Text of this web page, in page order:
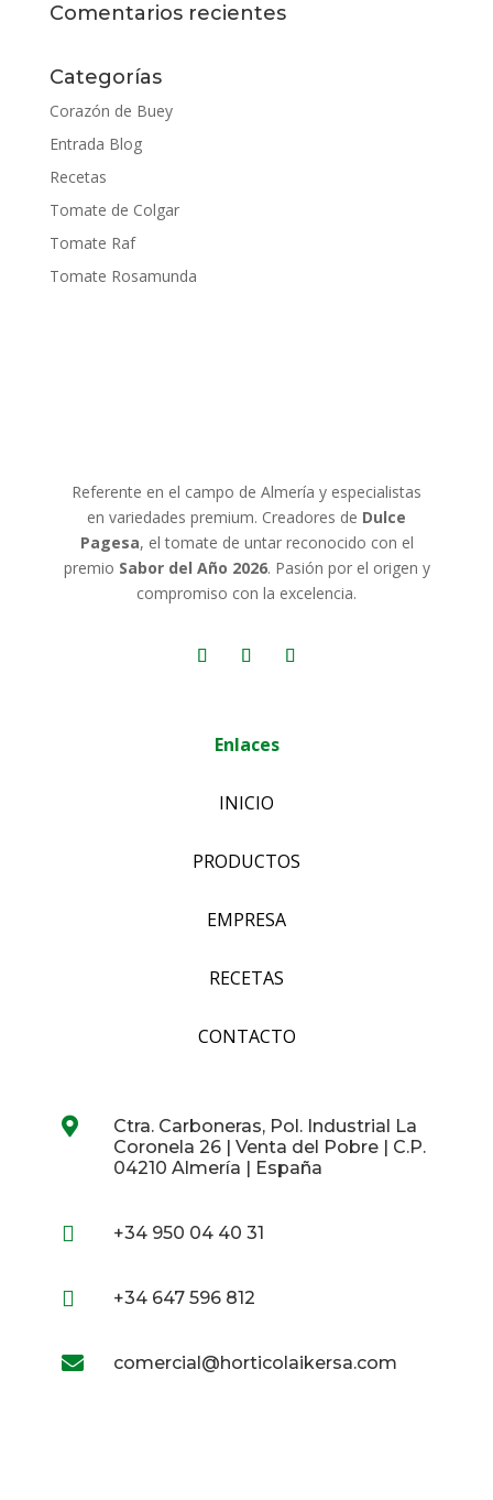
Comentarios recientes
Categorías
Corazón de Buey
Entrada Blog
Recetas
Tomate de Colgar
Tomate Raf
Tomate Rosamunda
Referente en el campo de Almería y especialistas
en variedades premium. Creadores de Dulce
Pagesa, el tomate de untar reconocido con el
premio Sabor del Año 2026. Pasión por el origen y
compromiso con la excelencia.
Enlaces
INICIO
PRODUCTOS
EMPRESA
RECETAS
CONTACTO

Ctra. Carboneras, Pol. Industrial La
Coronela 26 | Venta del Pobre | C.P.
04210 Almería | España
 +34 950 04 40 31
 +34 647 596 812
 comercial@horticolaikersa.com